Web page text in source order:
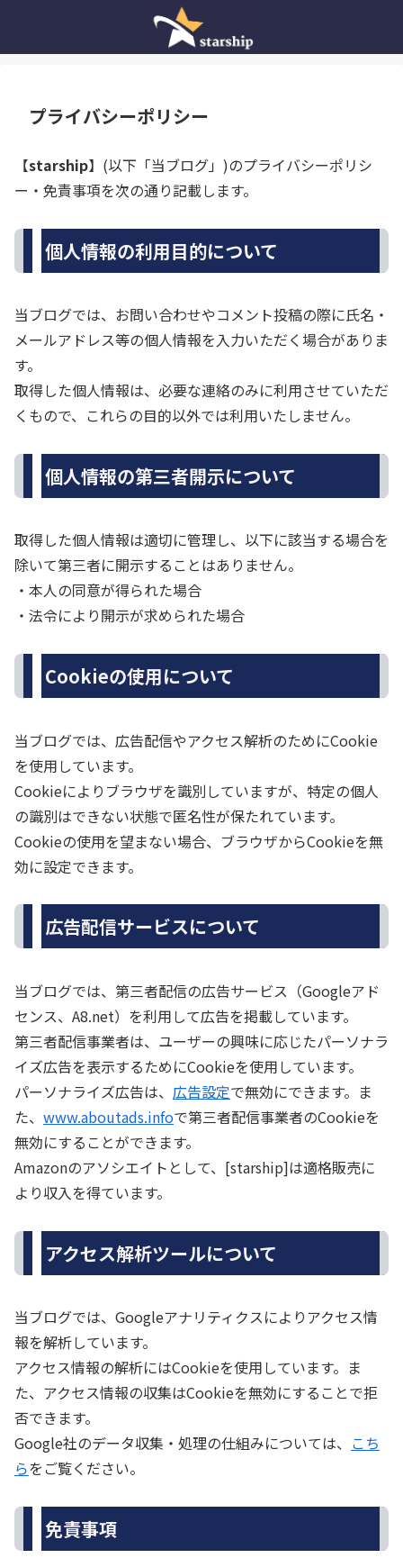
プライバシーポリシー
【starship】(以下「当ブログ」)のプライバシーポリシ
ー・免責事項を次の通り記載します。
個人情報の利用目的について
当ブログでは、お問い合わせやコメント投稿の際に氏名・
メールアドレス等の個人情報を入力いただく場合がありま
す。
取得した個人情報は、必要な連絡のみに利用させていただ
くもので、これらの目的以外では利用いたしません。
個人情報の第三者開示について
取得した個人情報は適切に管理し、以下に該当する場合を
除いて第三者に開示することはありません。
・本人の同意が得られた場合
・法令により開示が求められた場合
Cookieの使用について
当ブログでは、広告配信やアクセス解析のためにCookie
を使用しています。
Cookieによりブラウザを識別していますが、特定の個人
の識別はできない状態で匿名性が保たれています。
Cookieの使用を望まない場合、ブラウザからCookieを無
効に設定できます。
広告配信サービスについて
当ブログでは、第三者配信の広告サービス（Googleアド
センス、A8.net）を利用して広告を掲載しています。
第三者配信事業者は、ユーザーの興味に応じたパーソナラ
イズ広告を表示するためにCookieを使用しています。
パーソナライズ広告は、 広告設定で無効にできます。ま
た、 www.aboutads.infoで第三者配信事業者のCookieを
無効にすることができます。
Amazonのアソシエイトとして、[starship]は適格販売に
より収入を得ています。
アクセス解析ツールについて
当ブログでは、Googleアナリティクスによりアクセス情
報を解析しています。
アクセス情報の解析にはCookieを使用しています。ま
た、アクセス情報の収集はCookieを無効にすることで拒
否できます。
Google社のデータ収集・処理の仕組みについては、 こち
らをご覧ください。
免責事項